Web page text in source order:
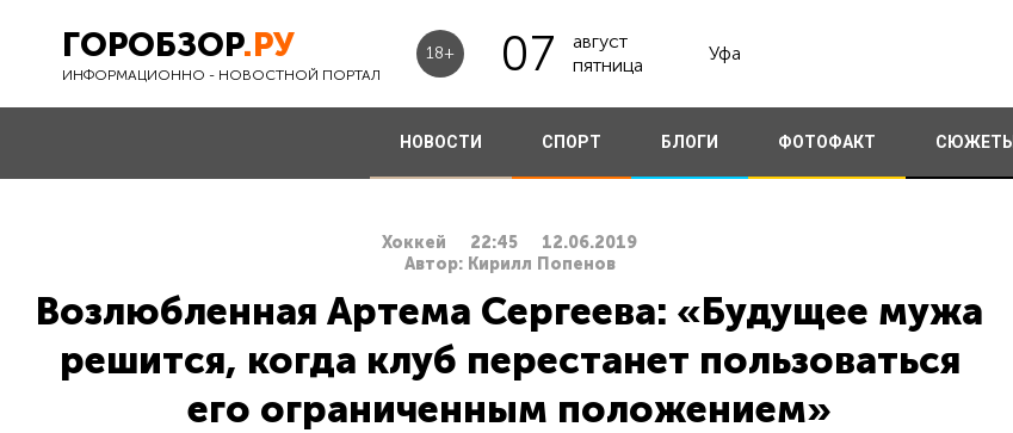
ГОРОБЗОР.РУ
ИНФОРМАЦИОННО - НОВОСТНОЙ ПОРТАЛ
18+ 07
август
пятница
Уфа
НОВОСТИ СПОРТ БЛОГИ ФОТОФАКТ СЮЖЕТЫ
Хоккей 22:45
12.06.2019
Автор: Кирилл Попенов
Возлюбленная Артема Сергеева: «Будущее мужа
решится, когда клуб перестанет пользоваться
его ограниченным положением»